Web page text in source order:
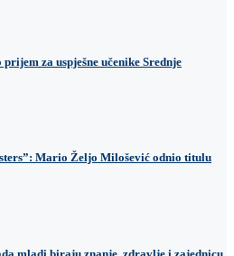
za uspješne učenike Srednje
Mario Željo Milošević odnio titulu